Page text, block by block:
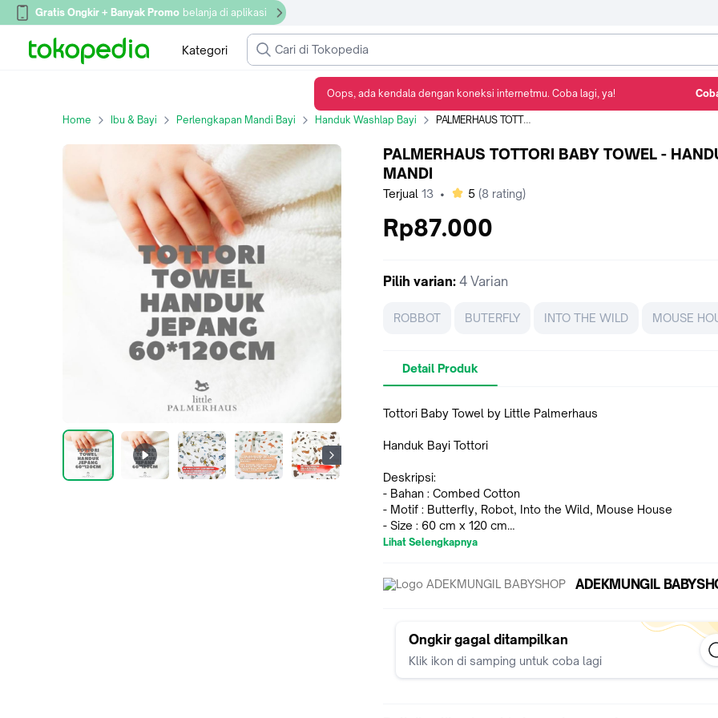
Gratis Ongkir + Banyak Promo belanja di aplikasi
Kategori
Home Ibu & Bayi Perlengkapan Mandi Bayi Handuk Washlap Bayi PALMERHAUS TOTTORI BABY TOWEL - HANDUK MANDI
PALMERHAUS TOTTORI BABY TOWEL -
MANDI
Terjual 13 • bintang
5 (8 rating)
Rp87.000
Pilih varian: 4 Varian
ROBBOT BUTERFLY INTO THE WILD MOUSE
Detail Produk
Tottori Baby Towel by Little Palmerhaus
Handuk Bayi Tottori
Deskripsi:
- Bahan : Combed Cotton
- Motif : Butterfly, Robot, Into the Wild, Mouse House
- Size : 60 cm x 120 cm
combed, sangat halus saat digunakan sehingga tidak melukai
Handuk ini hypoallergenic, tahan terhadap bau, jamur, dan
bahkan setelah banyak pencucian.
Kapas premium 100% yang mampu menyerap air hingga dua
lebih cepat & mengering setelahnya.
Lihat Selengkapnya
ADEKMUNGIL
Ongkir gagal ditampilkan
Klik ikon di samping untuk coba lagi
Oops, ada kendala dengan koneksi internetmu. Coba lagi, ya!